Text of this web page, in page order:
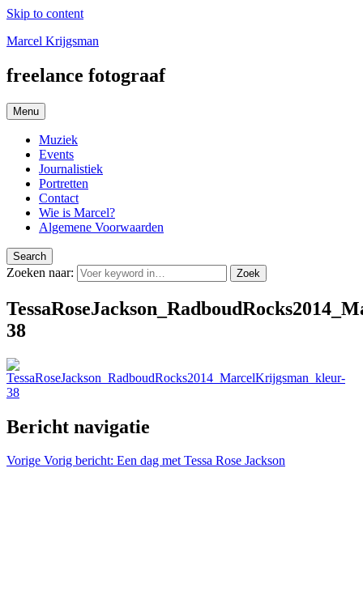
Skip to content
Marcel Krijgsman
freelance fotograaf
Menu
Muziek
Events
Journalistiek
Portretten
Contact
Wie is Marcel?
Algemene Voorwaarden
Search
Zoeken naar: Zoek
38
Bericht navigatie
Vorige Vorig bericht: Een dag met Tessa Rose Jackson